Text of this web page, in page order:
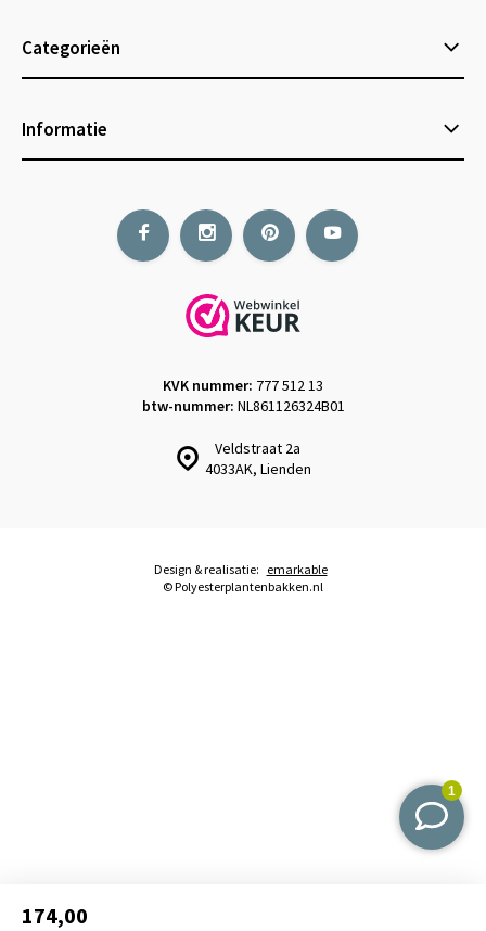
174,00
Categorieën
Informatie
Veldstraat 2a
4033AK, Lienden
KVK nummer: 777 512 13
btw-nummer: NL861126324B01
© Polyesterplantenbakken.nl
Design & realisatie: emarkable